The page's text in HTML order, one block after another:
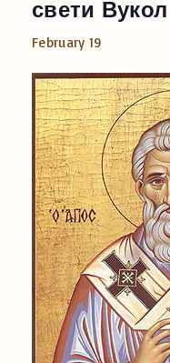
свети
February 19